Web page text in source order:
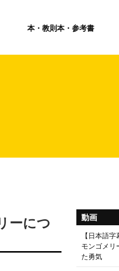
本・教則本・参考書
ーにつ
動画
【日本語
モンゴメリ
た勇気